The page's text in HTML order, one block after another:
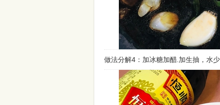
做法分解4：加冰糖加醋.加生抽，水